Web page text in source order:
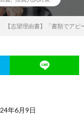
【志望理由書】「書類でア
年6月9日